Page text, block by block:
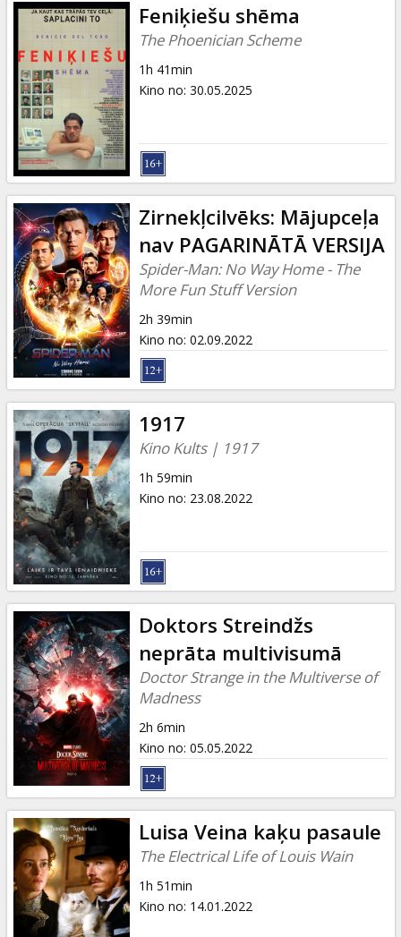
Feniķiešu shēma
The Phoenician Scheme
1h 41min
Kino no: 30.05.2025
Zirnekļcilvēks: Mājupceļa
nav PAGARINĀTĀ VERSIJA
Spider-Man: No Way Home - The
More Fun Stuff Version
2h 39min
Kino no: 02.09.2022
1917
Kino Kults | 1917
1h 59min
Kino no: 23.08.2022
Doktors Streindžs
neprāta multivisumā
Doctor Strange in the Multiverse of
Madness
2h 6min
Kino no: 05.05.2022
Luisa Veina kaķu pasaule
The Electrical Life of Louis Wain
1h 51min
Kino no: 14.01.2022